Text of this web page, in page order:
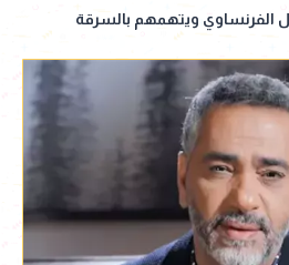
الفرنساوي ويتهمهم بالسرقة